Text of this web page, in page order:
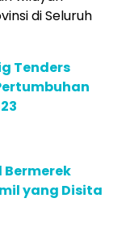
di Seluruh
Tenders
yang Disita